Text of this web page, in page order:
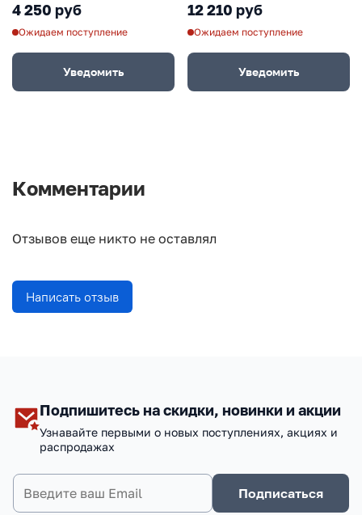
4 250 руб
Ожидаем поступление
Уведомить
12 210 руб
Ожидаем поступление
Уведомить
Комментарии
Отзывов еще никто не оставлял
Написать отзыв
Подпишитесь на скидки, новинки и акции
Узнавайте первыми о новых поступлениях, акциях и
распродажах
Подписаться